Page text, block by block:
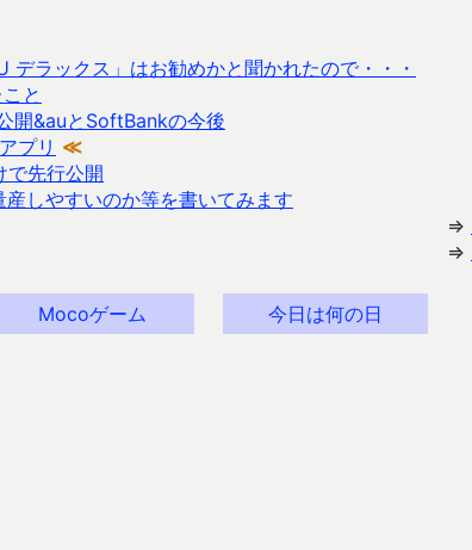
デラックス」はお勧めかと聞かれたので・・・
と
開&auとSoftBankの今後
プリ ≪
で先行公開
しやすいのか等を書いてみます
⇒
⇒
Mocoゲーム 今日は何の日